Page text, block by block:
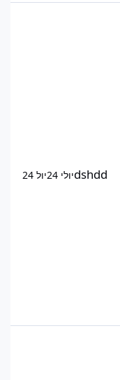
dshddיולי 24 יול 24